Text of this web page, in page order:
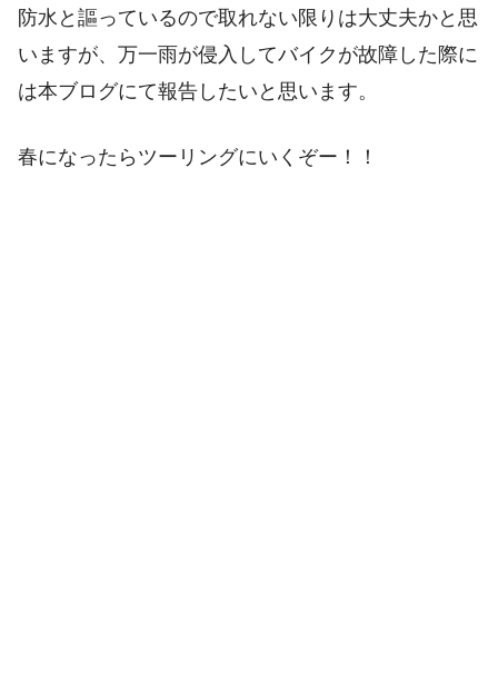
防水と謳っているので取れない限りは大丈夫かと思
いますが、万一雨が侵入してバイクが故障した際に
は本ブログにて報告したいと思います。
春になったらツーリングにいくぞー！！